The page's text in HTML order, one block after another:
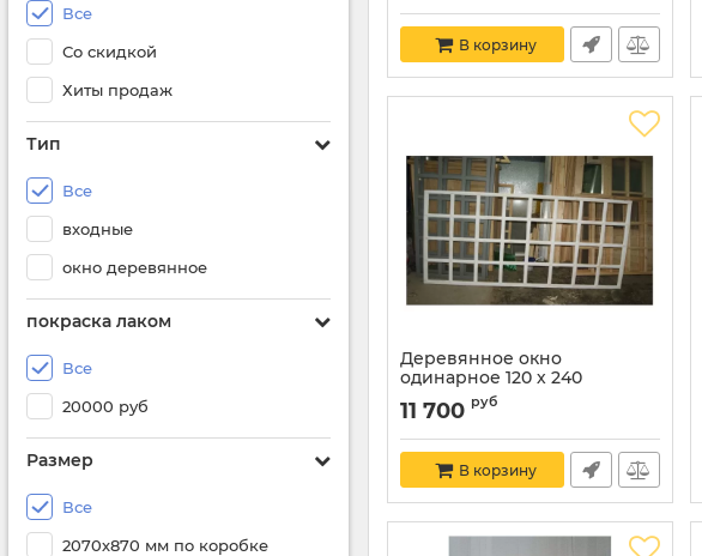
Все
Со скидкой
Хиты продаж
Тип
Все
входные
окно деревянное
покраска лаком
Все
20000 руб
Размер
Все
2070х870 мм по коробке
В корзину
Деревянное окно
одинарное 120 х 240
11 700 руб
В корзину